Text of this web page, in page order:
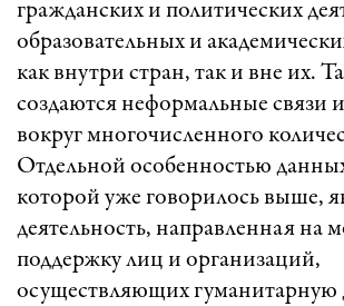
гражданских и политических
образовательных и
как внутри стран, так и вне их.
создаются неформальные связи
вокруг многочисленного
Отдельной особенностью
которой уже говорилось выше,
деятельность, направленная на
поддержку лиц и организаций,
осуществляющих гуманитарную